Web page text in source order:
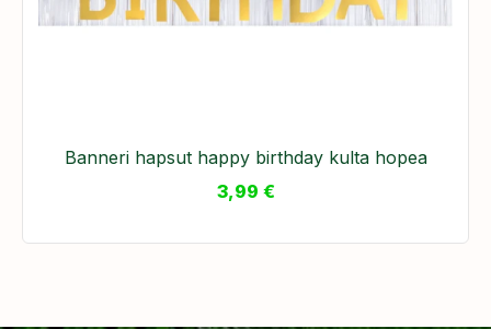
Banneri hapsut happy birthday kulta hopea
3,99 €